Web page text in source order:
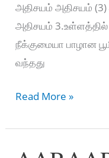
அதிசயம்
அதிசயம்
நீக்குமையா பாழான
வந்தது
ஆனந்தமே
–
Aananthamae
Read More »